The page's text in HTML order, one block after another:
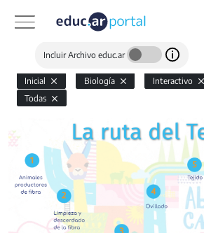
Incluir Archivo educ.ar
Inicial Biología Interactivo
Todas